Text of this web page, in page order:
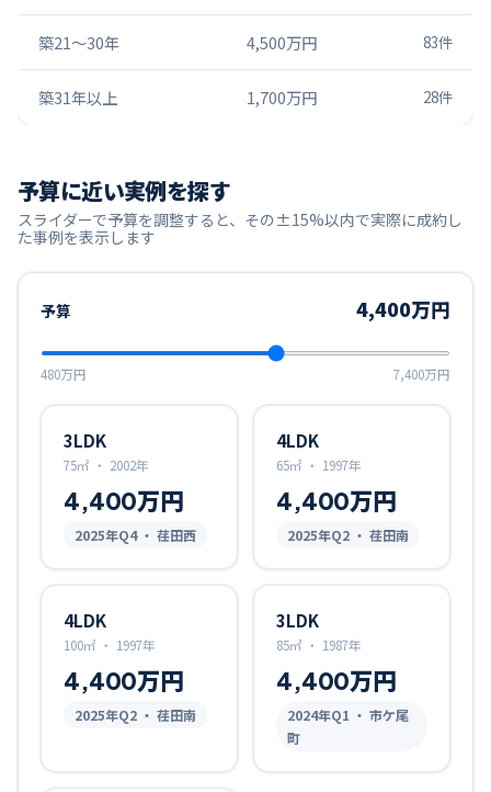
築21〜30年 4,500万円 83件
築31年以上 1,700万円 28件
予算に近い実例を探す
スライダーで予算を調整すると、その±15%以内で実際に成約し
た事例を表示します
予算 4,400万円
480万円 7,400万円
3LDK
75㎡ ・ 2002年
4,400万円
2025年Q4・ 荏田西
4LDK
65㎡ ・ 1997年
4,400万円
2025年Q2 ・ 荏田南
4LDK
100㎡ ・ 1997年
4,400万円
2025年Q2 ・ 荏田南
3LDK
85㎡ ・ 1987年
4,400万円
2024年Q1 ・ 市ケ尾
町